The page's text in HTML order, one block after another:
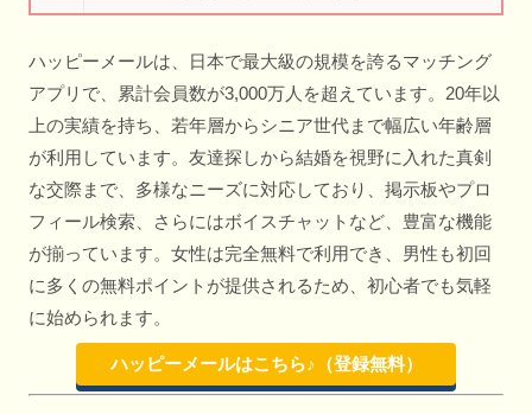
ハッピーメールは、日本で最大級の規模を誇るマッチング
アプリで、累計会員数が3,000万人を超えています。20年以
上の実績を持ち、若年層からシニア世代まで幅広い年齢層
が利用しています。友達探しから結婚を視野に入れた真剣
な交際まで、多様なニーズに対応しており、掲示板やプロ
フィール検索、さらにはボイスチャットなど、豊富な機能
が揃っています。女性は完全無料で利用でき、男性も初回
に多くの無料ポイントが提供されるため、初心者でも気軽
に始められます。
ハッピーメールはこちら♪（登録無料）